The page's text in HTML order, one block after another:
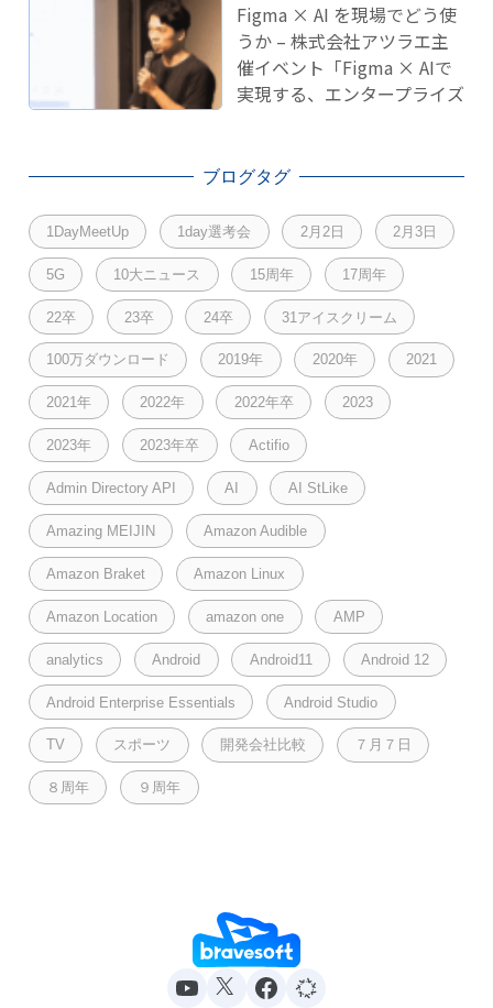
Figma × AI を現場でどう使
うか – 株式会社アツラエ主
催イベント「Figma × AIで
実現する、エンタープライズ
ブログタグ
1DayMeetUp 1day選考会 2月2日 2月3日
5G 10大ニュース 15周年 17周年
22卒 23卒 24卒 31アイスクリーム
100万ダウンロード 2019年 2020年 2021
2021年 2022年 2022年卒 2023
2023年 2023年卒 Actifio
Admin Directory API AI AI StLike
Amazing MEIJIN Amazon Audible
Amazon Braket Amazon Linux
Amazon Location amazon one AMP
analytics Android Android11 Android 12
Android Enterprise Essentials Android Studio
TV スポーツ 開発会社比較 ７月７日
８周年 ９周年